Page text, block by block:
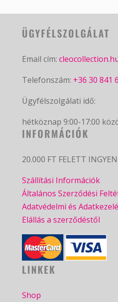
ÜGYFÉLSZOLGÁLAT
Email cím:
Telefonszám: +36 30 841
Ügyfélszolgálati idő:
hétköznap 9:00-17:00
INFORMÁCIÓK
20.000 FT FELETT
Szállítási Információk
Általános Szerződési
Adatvédelmi és
Elállás a szerződéstől
LINKEK
Shop